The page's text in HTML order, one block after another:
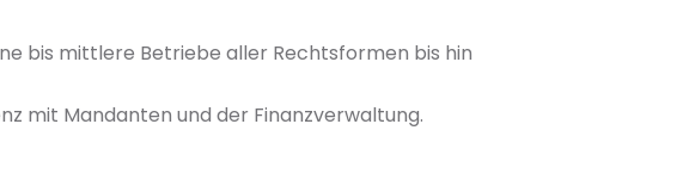
bis mittlere Betriebe aller Rechtsformen bis hin
mit Mandanten und der Finanzverwaltung.